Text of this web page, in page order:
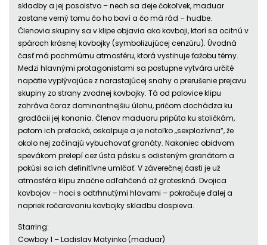
skladby a jej posolstvo – nech sa deje čokoľvek, maduar
zostane verný tomu čo ho baví a čo má rád – hudbe.
Členovia skupiny sa v klipe objavia ako kovboji, ktorí sa ocitnú v
spároch krásnej kovbojky (symbolizujúcej cenzúru). Úvodná
časť má pochmúrnu atmosféru, ktorá vystihuje ťažobu témy.
Medzi hlavnými protagonistami sa postupne vytvára určité
napätie vyplývajúce z narastajúcej snahy o prerušenie prejavu
skupiny zo strany zvodnej kovbojky. Tá od polovice klipu
zohráva čoraz dominantnejšiu úlohu, pričom dochádza ku
gradácii jej konania. Členov maduaru pripúta ku stoličkám,
potom ich prefacká, oskalpuje a je natoľko „sexplozívna“, že
okolo nej začínajú vybuchovať granáty. Nakoniec obidvom
spevákom prelepí cez ústa pásku s odisteným granátom a
pokúsi sa ich definitívne umlčať. V záverečnej časti je už
atmosféra klipu značne odľahčená až groteskná. Dvojica
kovbojov – hoci s odtrhnutými hlavami – pokračuje ďalej a
napriek ročarovaniu kovbojky skladbu dospieva.
Starring:
Cowboy 1 – Ladislav Matyinko (maduar)